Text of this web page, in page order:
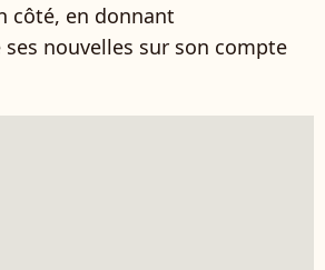
côté, en donnant
nouvelles sur son compte